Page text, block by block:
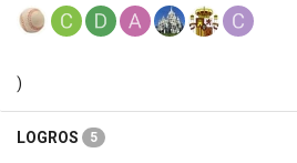
)
LOGROS 5